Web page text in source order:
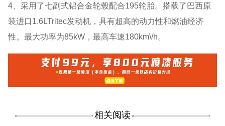
4、采用了七副式铝合金轮毂配合195轮胎。搭载了巴西原
装进口1.6LTritec发动机，具有超高的动力性和燃油经济
性。最大功率为85kW，最高车速180km\/h。
相关阅读